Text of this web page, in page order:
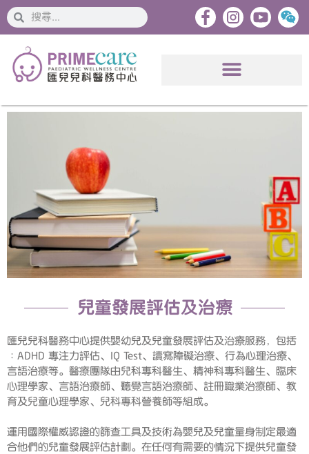
搜
索
搜
索
兒童發展評估及治療
匯兒兒科醫務中心提供嬰幼兒及兒童發展評估及治療服務，包括
︰ADHD 專注力評估、IQ Test、讀寫障礙治療、行為心理治療、
言語治療等。醫療團隊由兒科專科醫生、精神科專科醫生、臨床
心理學家、言語治療師、聽覺言語治療師、註冊職業治療師、教
育及兒童心理學家、兒科專科營養師等組成。
運用國際權威認證的篩查工具及技術為嬰兒及兒童量身制定最適
合他們的兒童發展評估計劃。在任何有需要的情況下提供兒童發